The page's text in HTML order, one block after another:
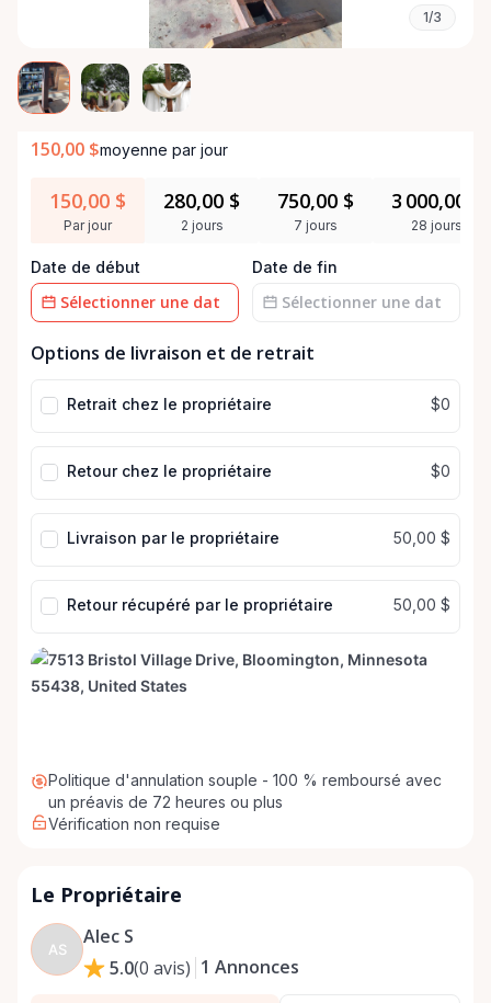
1/3
150,00 $moyenne par jour
150,00 $
Par jour
280,00 $
2 jours
750,00 $
7 jours
3 000,00 $
28 jours
Date de début Date de fin
de
de
Options de livraison et de retrait
Retrait chez le propriétaire $0
Retour chez le propriétaire $0
Livraison par le propriétaire 50,00 $
Retour récupéré par le propriétaire 50,00 $
Politique d'annulation souple - 100 % remboursé avec
un préavis de 72 heures ou plus
Vérification non requise
Le Propriétaire
AS
Alec S
5.0(0 avis) 1 Annonces